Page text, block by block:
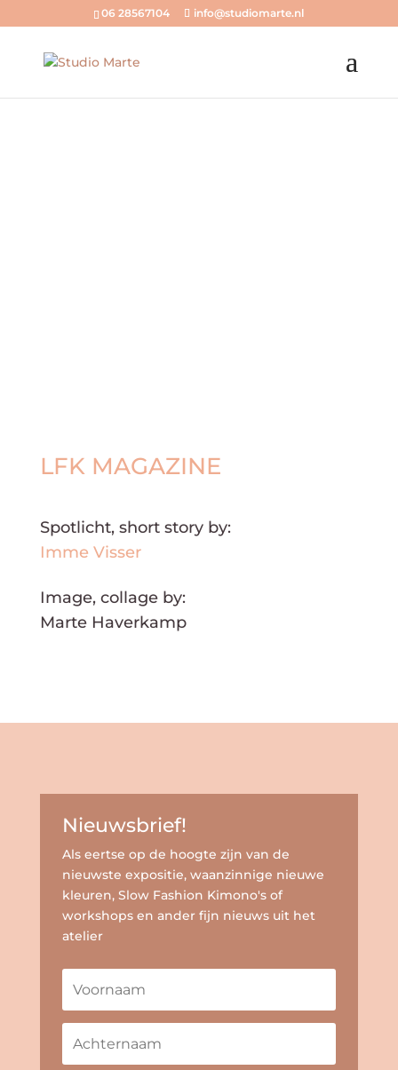
06 28567104 info@studiomarte.nl
LFK MAGAZINE
Spotlicht, short story by:
Imme Visser
Image, collage by:
Marte Haverkamp
Nieuwsbrief!
Als eertse op de hoogte zijn van de
nieuwste expositie, waanzinnige nieuwe
kleuren, Slow Fashion Kimono's of
workshops en ander fijn nieuws uit het
atelier